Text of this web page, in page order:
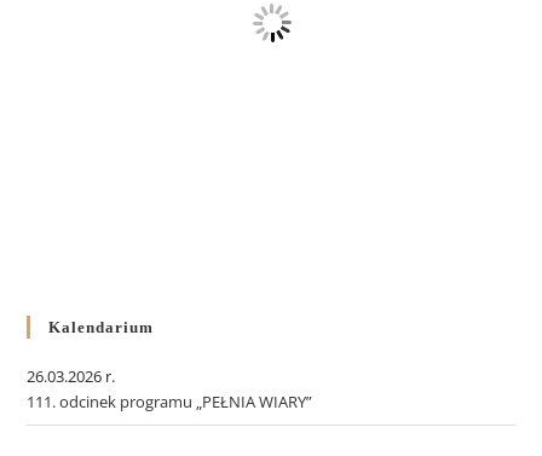
Kalendarium
26.03.2026 r.
111. odcinek programu „PEŁNIA WIARY”